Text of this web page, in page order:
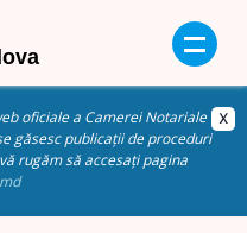
oficiale a Camerei Notariale
găsesc publicații de proceduri
rugăm să accesați pagina